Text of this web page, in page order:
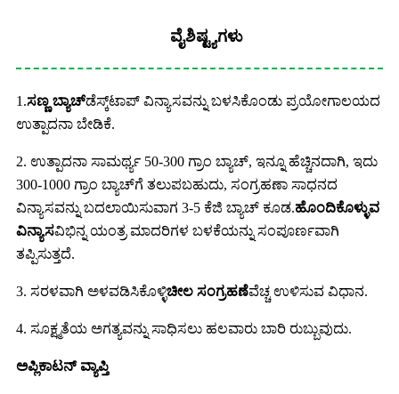
ವೈಶಿಷ್ಟ್ಯಗಳು
1.ಸಣ್ಣ ಬ್ಯಾಚ್ಡೆಸ್ಕ್‌ಟಾಪ್ ವಿನ್ಯಾಸವನ್ನು ಬಳಸಿಕೊಂಡು ಪ್ರಯೋಗಾಲಯದ
ಉತ್ಪಾದನಾ ಬೇಡಿಕೆ.
2. ಉತ್ಪಾದನಾ ಸಾಮರ್ಥ್ಯ 50-300 ಗ್ರಾಂ ಬ್ಯಾಚ್, ಇನ್ನೂ ಹೆಚ್ಚಿನದಾಗಿ, ಇದು
300-1000 ಗ್ರಾಂ ಬ್ಯಾಚ್‌ಗೆ ತಲುಪಬಹುದು, ಸಂಗ್ರಹಣಾ ಸಾಧನದ
ವಿನ್ಯಾಸವನ್ನು ಬದಲಾಯಿಸುವಾಗ 3-5 ಕೆಜಿ ಬ್ಯಾಚ್ ಕೂಡ.ಹೊಂದಿಕೊಳ್ಳುವ
ವಿನ್ಯಾಸವಿಭಿನ್ನ ಯಂತ್ರ ಮಾದರಿಗಳ ಬಳಕೆಯನ್ನು ಸಂಪೂರ್ಣವಾಗಿ
ತಪ್ಪಿಸುತ್ತದೆ.
3. ಸರಳವಾಗಿ ಅಳವಡಿಸಿಕೊಳ್ಳಿಚೀಲ ಸಂಗ್ರಹಣೆವೆಚ್ಚ ಉಳಿಸುವ ವಿಧಾನ.
4. ಸೂಕ್ಷ್ಮತೆಯ ಅಗತ್ಯವನ್ನು ಸಾಧಿಸಲು ಹಲವಾರು ಬಾರಿ ರುಬ್ಬುವುದು.
ಅಪ್ಲಿಕಾಟನ್ ವ್ಯಾಪ್ತಿ